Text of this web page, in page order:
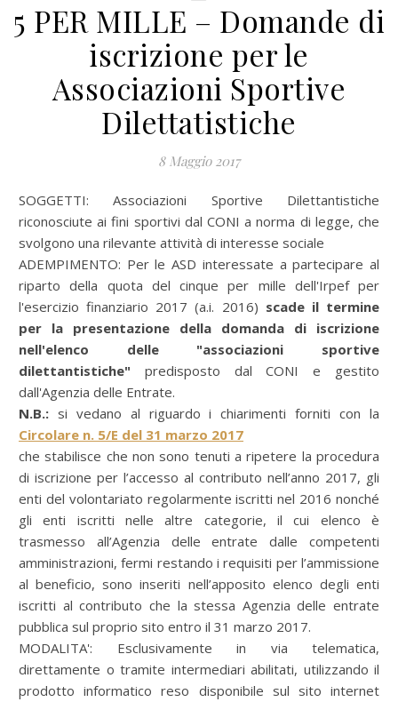
5 PER MILLE – Domande di
iscrizione per le
Associazioni Sportive
Dilettatistiche
8 Maggio 2017
SOGGETTI:Associazioni Sportive Dilettantistiche
riconosciute ai fini sportivi dal CONI a norma di legge, che
svolgono una rilevante attività di interesse sociale
ADEMPIMENTO: Per le ASD interessate a partecipare al
riparto della quota del cinque per mille dell'Irpef per
l'esercizio finanziario 2017 (a.i. 2016) scade il termine
per la presentazione della domanda di iscrizione
nell'elenco delle "associazioni sportive
dilettantistiche" predisposto dal CONI e gestito
dall'Agenzia delle Entrate.
N.B.: si vedano al riguardo i chiarimenti forniti con la
Circolare n. 5/E del 31 marzo 2017
che stabilisce che non sono tenuti a ripetere la procedura
di iscrizione per l’accesso al contributo nell’anno 2017, gli
enti del volontariato regolarmente iscritti nel 2016 nonché
gli enti iscritti nelle altre categorie, il cui elenco è
trasmesso all’Agenzia delle entrate dalle competenti
amministrazioni, fermi restando i requisiti per l’ammissione
al beneficio, sono inseriti nell’apposito elenco degli enti
iscritti al contributo che la stessa Agenzia delle entrate
pubblica sul proprio sito entro il 31 marzo 2017.
MODALITA': Esclusivamente in via telematica,
direttamente o tramite intermediari abilitati, utilizzando il
prodotto informatico reso disponibile sul sito internet